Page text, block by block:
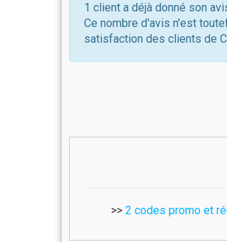
1 client a déjà donné son
Ce nombre d'avis n'est
satisfaction des clients de
>>2 codes promo et